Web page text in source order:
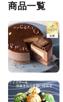
商品一覧